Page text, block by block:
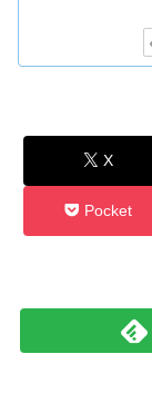
X
Pocket